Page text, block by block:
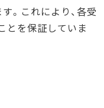
。これにより、各受
とを保証していま